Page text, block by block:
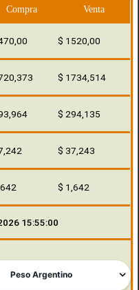
Compra Venta
$ 1520,00
$ 1734,514
$ 294,135
$ 37,243
$ 1,642
15:55:00